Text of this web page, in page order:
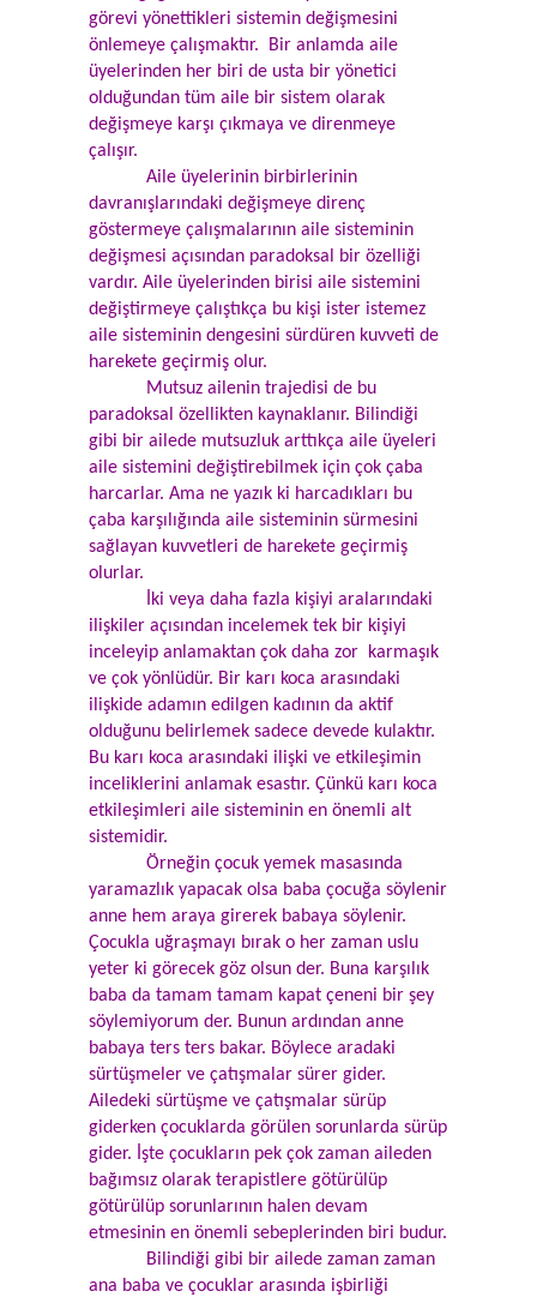
görevi yönettikleri sistemin değişmesini
önlemeye çalışmaktır. Bir anlamda aile
üyelerinden her biri de usta bir yönetici
olduğundan tüm aile bir sistem olarak
değişmeye karşı çıkmaya ve direnmeye
çalışır.
Aile üyelerinin birbirlerinin
davranışlarındaki değişmeye direnç
göstermeye çalışmalarının aile sisteminin
değişmesi açısından paradoksal bir özelliği
vardır. Aile üyelerinden birisi aile sistemini
değiştirmeye çalıştıkça bu kişi ister istemez
aile sisteminin dengesini sürdüren kuvveti de
harekete geçirmiş olur.
Mutsuz ailenin trajedisi de bu
paradoksal özellikten kaynaklanır. Bilindiği
gibi bir ailede mutsuzluk arttıkça aile üyeleri
aile sistemini değiştirebilmek için çok çaba
harcarlar. Ama ne yazık ki harcadıkları bu
çaba karşılığında aile sisteminin sürmesini
sağlayan kuvvetleri de harekete geçirmiş
olurlar.
İki veya daha fazla kişiyi aralarındaki
ilişkiler açısından incelemek tek bir kişiyi
inceleyip anlamaktan çok daha zor karmaşık
ve çok yönlüdür. Bir karı koca arasındaki
ilişkide adamın edilgen kadının da aktif
olduğunu belirlemek sadece devede kulaktır.
Bu karı koca arasındaki ilişki ve etkileşimin
inceliklerini anlamak esastır. Çünkü karı koca
etkileşimleri aile sisteminin en önemli alt
sistemidir.
Örneğin çocuk yemek masasında
yaramazlık yapacak olsa baba çocuğa söylenir
anne hem araya girerek babaya söylenir.
Çocukla uğraşmayı bırak o her zaman uslu
yeter ki görecek göz olsun der. Buna karşılık
baba da tamam tamam kapat çeneni bir şey
söylemiyorum der. Bunun ardından anne
babaya ters ters bakar. Böylece aradaki
sürtüşmeler ve çatışmalar sürer gider.
Ailedeki sürtüşme ve çatışmalar sürüp
giderken çocuklarda görülen sorunlarda sürüp
gider. İşte çocukların pek çok zaman aileden
bağımsız olarak terapistlere götürülüp
götürülüp sorunlarının halen devam
etmesinin en önemli sebeplerinden biri budur.
Bilindiği gibi bir ailede zaman zaman
ana baba ve çocuklar arasında işbirliği